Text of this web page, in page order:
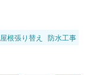
屋根張り替え
防水工事